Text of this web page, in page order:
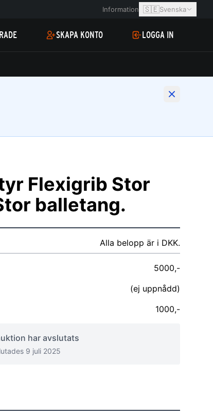
Information 🇸🇪Svenska
SKAPA KONTO LOGGA IN
Flexigrib Stor
balletang.
Alla belopp är i DKK.
5000,-
(ej uppnådd)
1000,-
har avslutats
9 juli 2025